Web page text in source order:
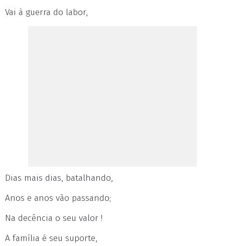
Vai à guerra do labor,
Dias mais dias, batalhando,
Anos e anos vão passando;
Na decência o seu valor !
A família é seu suporte,